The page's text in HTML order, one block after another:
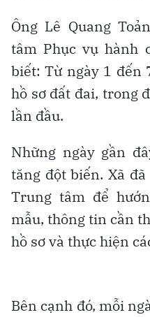
Ông Lê Quang
tâm Phục vụ hành
biết: Từ ngày 1 đến
hồ sơ đất đai, trong
lần đầu.
Những ngày gần
tăng đột biến. Xã
Trung tâm để
mẫu, thông tin cần
hồ sơ và thực hiện
Bên cạnh đó, mỗi